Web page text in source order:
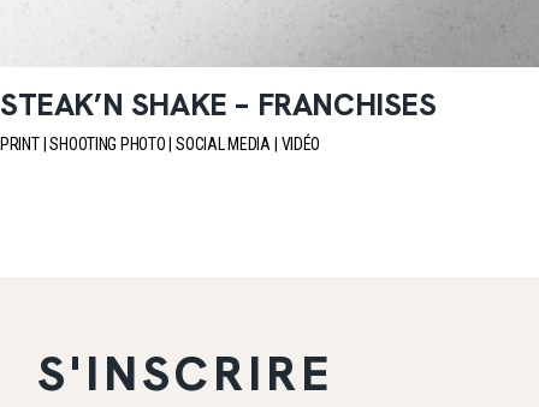
STEAK’N SHAKE – FRANCHISES
PRINT SHOOTING PHOTO SOCIAL MEDIA VIDÉO
S'INSCRIRE